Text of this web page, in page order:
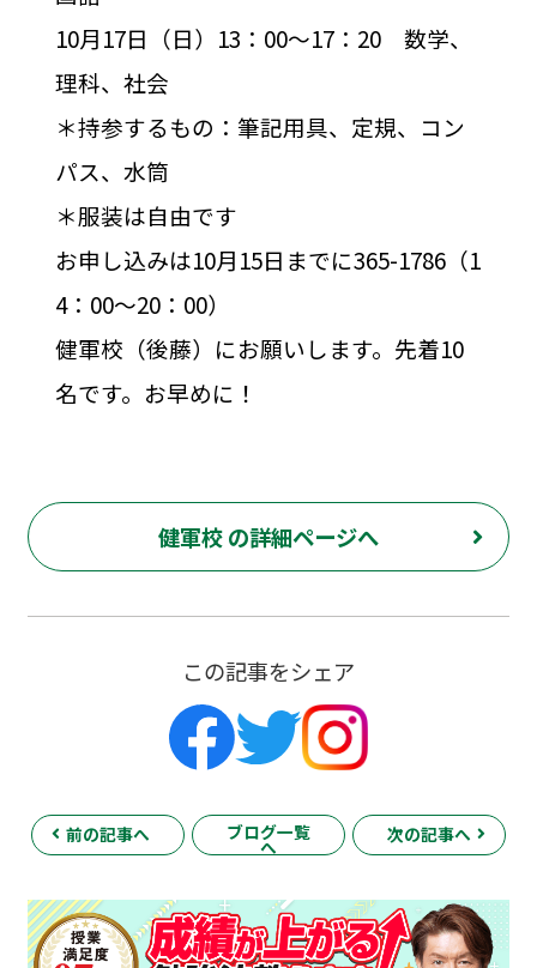
10月17日（日）13：00～17：20 数学、
理科、社会
＊持参するもの：筆記用具、定規、コン
パス、水筒
＊服装は自由です
お申し込みは10月15日までに365-1786（1
4：00～20：00）
健軍校（後藤）にお願いします。先着10
名です。お早めに！
健軍校 の詳細ページへ
この記事をシェア
前の記事へ ブログ一覧
へ
次の記事へ